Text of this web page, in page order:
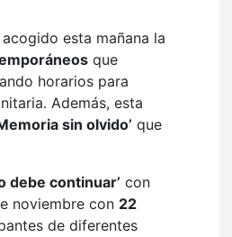
acogido esta mañana la
que
horarios para
Además, esta
sin olvido’ que
debe continuar’ con
noviembre con 22
de diferentes